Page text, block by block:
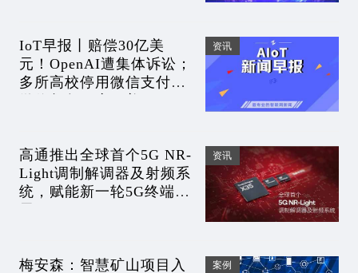
IoT早报丨赔偿30亿美
元！OpenAI遭集体诉讼；
多所高校停用微信支付，
资讯
高通推出全球首个5G NR-
Light调制解调器及射频系
统，赋能新一轮5G终端扩
资讯
梅安森：智慧矿山项目入 案例